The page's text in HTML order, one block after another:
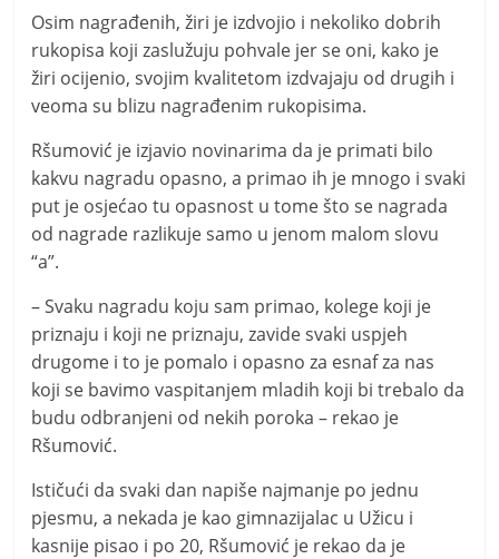
Osim nagrađenih, žiri je izdvojio i nekoliko dobrih
rukopisa koji zaslužuju pohvale jer se oni, kako je
žiri ocijenio, svojim kvalitetom izdvajaju od drugih i
veoma su blizu nagrađenim rukopisima.
Ršumović je izjavio novinarima da je primati bilo
kakvu nagradu opasno, a primao ih je mnogo i svaki
put je osjećao tu opasnost u tome što se nagrada
od nagrade razlikuje samo u jenom malom slovu
“a”.
– Svaku nagradu koju sam primao, kolege koji je
priznaju i koji ne priznaju, zavide svaki uspjeh
drugome i to je pomalo i opasno za esnaf za nas
koji se bavimo vaspitanjem mladih koji bi trebalo da
budu odbranjeni od nekih poroka – rekao je
Ršumović.
Ističući da svaki dan napiše najmanje po jednu
pjesmu, a nekada je kao gimnazijalac u Užicu i
kasnije pisao i po 20, Ršumović je rekao da je